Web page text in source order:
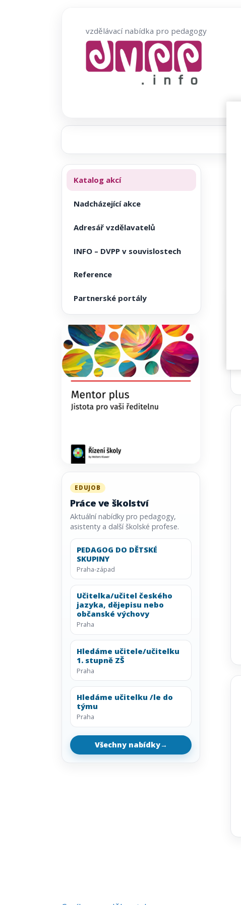
vzdělávací nabídka pro pedagogy
Katalog akcí
Nadcházející akce
Adresář vzdělavatelů
INFO – DVPP v souvislostech
Reference
Partnerské portály
EDUJOB
Práce ve školství
Aktuální nabídky pro pedagogy,
asistenty a další školské profese.
PEDAGOG DO DĚTSKÉ
SKUPINY
Praha-západ
Učitelka/učitel českého
jazyka, dějepisu nebo
občanské výchovy
Praha
Hledáme učitele/učitelku
1. stupně ZŠ
Praha
Hledáme učitelku /le do
týmu
Praha
Všechny nabídky→